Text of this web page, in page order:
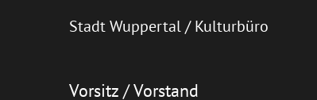
Stadt Wuppertal / Kulturbüro
Vorsitz / Vorstand